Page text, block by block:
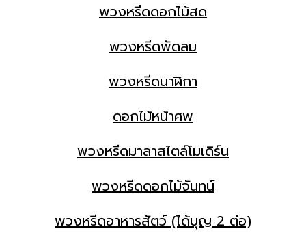
พวงหรีดดอกไม้สด
พวงหรีดพัดลม
พวงหรีดนาฬิกา
ดอกไม้หน้าศพ
พวงหรีดมาลาสไตล์โมเดิร์น
พวงหรีดดอกไม้จันทน์
พวงหรีดอาหารสัตว์ (ได้บุญ 2 ต่อ)